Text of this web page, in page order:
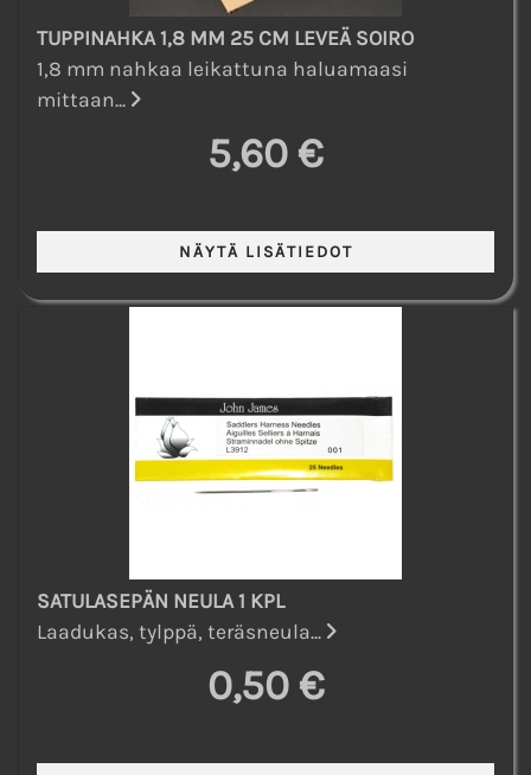
TUPPINAHKA 1,8 MM 25 CM LEVEÄ SOIRO
1,8 mm nahkaa leikattuna haluamaasi
mittaan...
5,60 €
SATULASEPÄN NEULA 1 KPL
Laadukas, tylppä, teräsneula...
0,50 €